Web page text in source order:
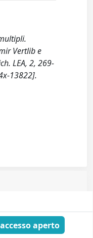
Vertlib e
LEA, 2, 269-
13822].
accesso aperto